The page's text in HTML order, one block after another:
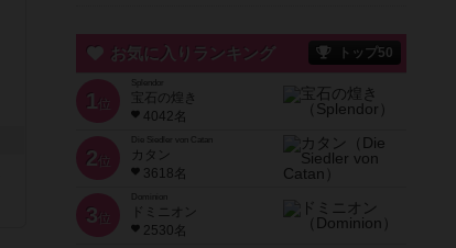
お気に入りランキング トップ50
1 位
宝石の煌き
4042名
2 位
Die Siedler von Catan
カタン
3618名
3 位
ドミニオン
2530名